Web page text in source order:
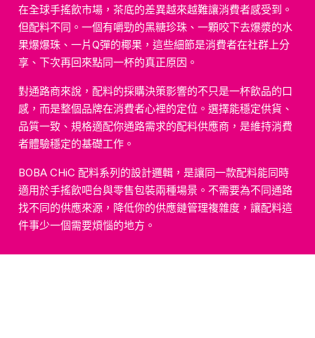
在全球手搖飲市場，茶底的差異越來越難讓消費者感受到。
但配料不同。一個有嚼勁的黑糖珍珠、一顆咬下去爆漿的水
果爆爆珠、一片Q彈的椰果，這些細節是消費者在社群上分
享、下次再回來點同一杯的真正原因。
對通路商來說，配料的採購決策影響的不只是一杯飲品的口
感，而是整個品牌在消費者心裡的定位。選擇能穩定供貨、
品質一致、規格適配你通路需求的配料供應商，是維持消費
者體驗穩定的基礎工作。
BOBA CHiC 配料系列的設計邏輯，是讓同一款配料能同時
適用於手搖飲吧台與零售包裝兩種場景。不需要為不同通路
找不同的供應來源，降低你的供應鏈管理複雜度，讓配料這
件事少一個需要煩惱的地方。